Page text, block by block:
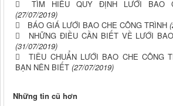
TÌM HIỂU QUY ĐỊNH LƯỚI BAO
(27/07/2019)
BÁO GIÁ LƯỚI BAO CHE CÔNG TRÌNH
NHỮNG ĐIỀU CẦN BIẾT VỀ LƯỚI
(31/07/2019)
TIÊU CHUẨN LƯỚI BAO CHE CÔNG
BẠN NÊN BIẾT (27/07/2019)
Những tin cũ hơn